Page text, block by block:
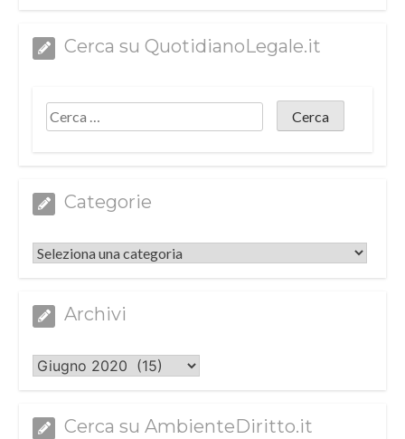
Cerca su QuotidianoLegale.it
Categorie
Categorie
Archivi
Archivi
Cerca su AmbienteDiritto.it